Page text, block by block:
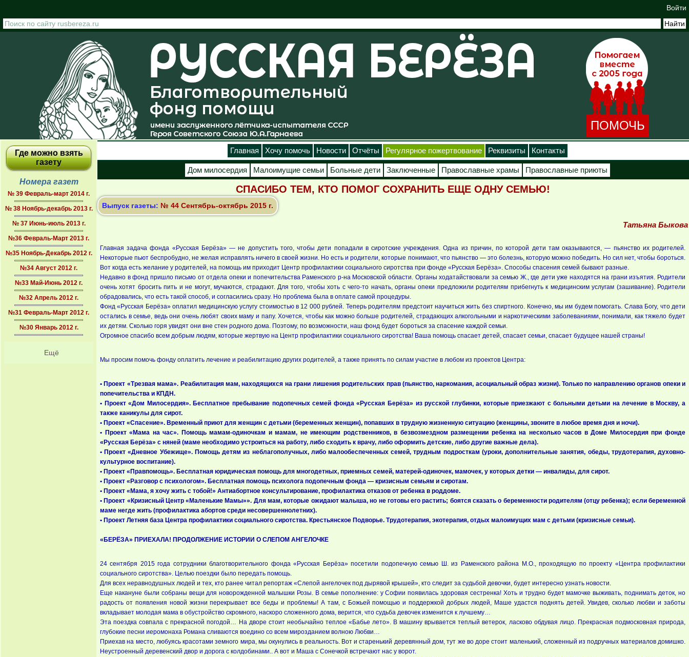
Войти
ПОМОЧЬ
Где можно взять
газету
Номера газет
№ 39 Февраль-март 2014 г.
№ 38 Ноябрь-декабрь 2013 г.
№ 37 Июнь-июль 2013 г.
№36 Февраль-Март 2013 г.
№35 Ноябрь-Декабрь 2012 г.
№34 Август 2012 г.
№33 Май-Июнь 2012 г.
№32 Апрель 2012 г.
№31 Февраль-Март 2012 г.
№30 Январь 2012 г.
Ещё
Главная Хочу помочь Новости Отчёты Регулярное пожертвование Реквизиты Контакты
Дом милосердия Малоимущие семьи Больные дети Заключенные Православные храмы Православные приюты
СПАСИБО ТЕМ, КТО ПОМОГ СОХРАНИТЬ ЕЩЕ ОДНУ СЕМЬЮ!
Выпуск газеты: № 44 Сентябрь-октябрь 2015 г.
Татьяна Быкова
Главная задача фонда «Русская Берёза» — не допустить того, чтобы дети попадали в сиротские учреждения. Одна из причин, по которой дети там оказываются, — пьянство их родителей.
Некоторые пьют беспробудно, не желая исправлять ничего в своей жизни. Но есть и родители, которые понимают, что пьянство — это болезнь, которую можно победить. Но сил нет, чтобы бороться.
Вот когда есть желание у родителей, на помощь им приходит Центр профилактики социального сиротства при фонде «Русская Берёза». Способы спасения семей бывают разные.
Недавно в фонд пришло письмо от отдела опеки и попечительства Раменского р-на Московской области. Органы ходатайствовали за семью Ж., где дети уже находятся на грани изъятия. Родители
очень хотят бросить пить и не могут, мучаются, страдают. Для того, чтобы хоть с чего-то начать, органы опеки предложили родителям прибегнуть к медицинским услугам (зашивание). Родители
обрадовались, что есть такой способ, и согласились сразу. Но проблема была в оплате самой процедуры.
Фонд «Русская Берёза» оплатил медицинскую услугу стоимостью в 12 000 рублей. Теперь родителям предстоит научиться жить без спиртного. Конечно, мы им будем помогать. Слава Богу, что дети
остались в семье, ведь они очень любят своих маму и папу. Хочется, чтобы как можно больше родителей, страдающих алкогольными и наркотическими заболеваниями, понимали, как тяжело будет
их детям. Сколько горя увидят они вне стен родного дома. Поэтому, по возможности, наш фонд будет бороться за спасение каждой семьи.
Огромное спасибо всем добрым людям, которые жертвую на Центр профилактики социального сиротства! Ваша помощь спасает детей, спасает семьи, спасает будущее нашей страны!
Мы просим помочь фонду оплатить лечение и реабилитацию других родителей, а также принять по силам участие в любом из проектов Центра:
• Проект «Трезвая мама». Реабилитация мам, находящихся на грани лишения родительских прав (пьянство, наркомания, асоциальный образ жизни). Только по направлению органов опеки и
попечительства и КПДН.
• Проект «Дом Милосердия». Бесплатное пребывание подопечных семей фонда «Русская Берёза» из русской глубинки, которые приезжают с больными детьми на лечение в Москву, а
также каникулы для сирот.
• Проект «Спасение». Временный приют для женщин с детьми (беременных женщин), попавших в трудную жизненную ситуацию (женщины, звоните в любое время дня и ночи).
• Проект «Мама на час». Помощь мамам-одиночкам и мамам, не имеющим родственников, в безвозмездном размещении ребенка на несколько часов в Доме Милосердия при фонде
«Русская Берёза» с няней (маме необходимо устроиться на работу, либо сходить к врачу, либо оформить детские, либо другие важные дела).
• Проект «Дневное Убежище». Помощь детям из неблагополучных, либо малообеспеченных семей, трудным подросткам (уроки, дополнительные занятия, обеды, трудотерапия, духовно-
культурное воспитание).
• Проект «Правпомощь». Бесплатная юридическая помощь для многодетных, приемных семей, матерей-одиночек, мамочек, у которых детки — инвалиды, для сирот.
• Проект «Разговор с психологом». Бесплатная помощь психолога подопечным фонда — кризисным семьям и сиротам.
• Проект «Мама, я хочу жить с тобой!» Антиабортное консультирование, профилактика отказов от ребенка в роддоме.
• Проект «Кризисный Центр «Маленькие Мамы»». Для мам, которые ожидают малыша, но не готовы его растить; боятся сказать о беременности родителям (отцу ребенка); если беременной
маме негде жить (профилактика абортов среди несовершеннолетних).
• Проект Летняя база Центра профилактики социального сиротства. Крестьянское Подворье. Трудотерапия, экотерапия, отдых малоимущих мам с детьми (кризисные семьи).
«БЕРЁЗА» ПРИЕХАЛА! ПРОДОЛЖЕНИЕ ИСТОРИИ О СЛЕПОМ АНГЕЛОЧКЕ
24 сентября 2015 года сотрудники благотворительного фонда «Русская Берёза» посетили подопечную семью Ш. из Раменского района М.О., проходящую по проекту «Центра профилактики
социального сиротства». Целью поездки было передать помощь.
Для всех неравнодушных людей и тех, кто ранее читал репортаж «Слепой ангелочек под дырявой крышей», кто следит за судьбой девочки, будет интересно узнать новости.
Еще накануне были собраны вещи для новорожденной малышки Розы. В семье пополнение: у Софии появилась здоровая сестренка! Хоть и трудно будет мамочке выживать, поднимать деток, но
радость от появления новой жизни перекрывает все беды и проблемы! А там, с Божьей помощью и поддержкой добрых людей, Маше удастся поднять детей. Увидев, сколько любви и заботы
вкладывает молодая мама в обустройство скромного, наскоро сложенного дома, верится, что судьба девочек изменится к лучшему…
Эта поездка совпала с прекрасной погодой… На дворе стоит необычайно теплое «Бабье лето». В машину врывается теплый ветерок, ласково обдувая лицо. Прекрасная подмосковная природа,
глубокие песни иеромонаха Романа сливаются воедино со всем мирозданием волною Любви…
Приехав на место, любуясь красотами земного мира, мы окунулись в реальность. Вот и старенький деревянный дом, тут же во доре стоит маленький, сложенный из подручных материалов домишко.
Неустроенный деревенский двор и дорога с колдобинами.. А вот и Маша с Сонечкой встречают нас у ворот.